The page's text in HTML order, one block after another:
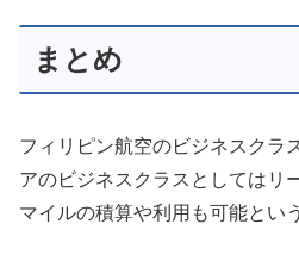
まとめ
フィリピン航空のビジネスクラ
アのビジネスクラスとしてはリ
マイルの積算や利用も可能とい